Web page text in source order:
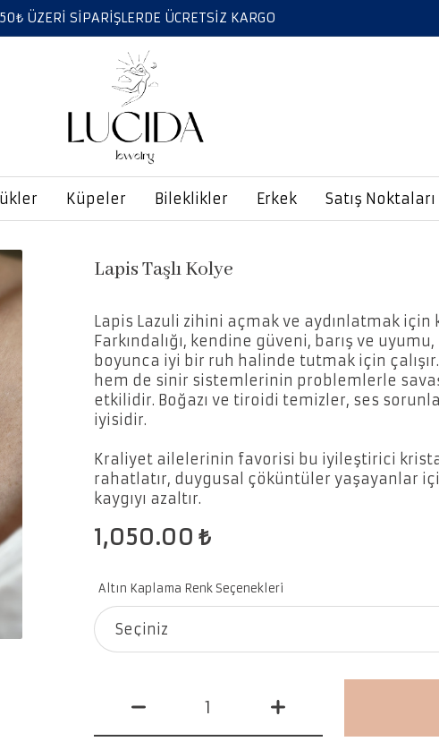
ÜZERİ SİPARİŞLERDE ÜCRETSİZ KARGO
Küpeler Bileklikler Erkek Satış Noktaları
Lapis Taşlı Kolye
Lapis Lazuli zihini açmak ve aydınlatmak için
Farkındalığı, kendine güveni, barış ve
boyunca iyi bir ruh halinde tutmak için
hem de sinir sistemlerinin problemlerle
etkilidir. Boğazı ve tiroidi temizler, ses
iyisidir.
Kraliyet ailelerinin favorisi bu iyileştirici
rahatlatır, duygusal çöküntüler yaşayanlar
kaygıyı azaltır.
1,050.00 ₺
Altın Kaplama Renk Seçenekleri
Seçiniz